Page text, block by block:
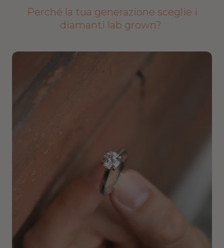
Perché la tua generazione sceglie i
diamanti lab grown?